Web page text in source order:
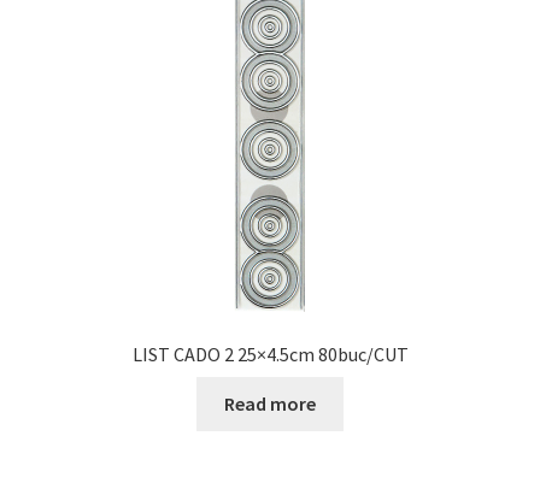
LIST CADO 2 25×4.5cm 80buc/CUT
Read more